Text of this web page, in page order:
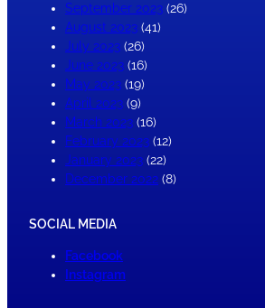
September 2023 (26)
August 2023 (41)
July 2023 (26)
June 2023 (16)
May 2023 (19)
April 2023 (9)
March 2023 (16)
February 2023 (12)
January 2023 (22)
December 2022 (8)
SOCIAL MEDIA
Facebook
Instagram